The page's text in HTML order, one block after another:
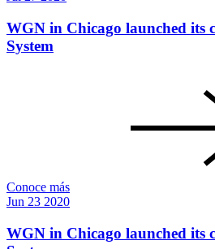
WGN in Chicago launched its
System
Conoce más
Jun 23 2020
WGN in Chicago launched its